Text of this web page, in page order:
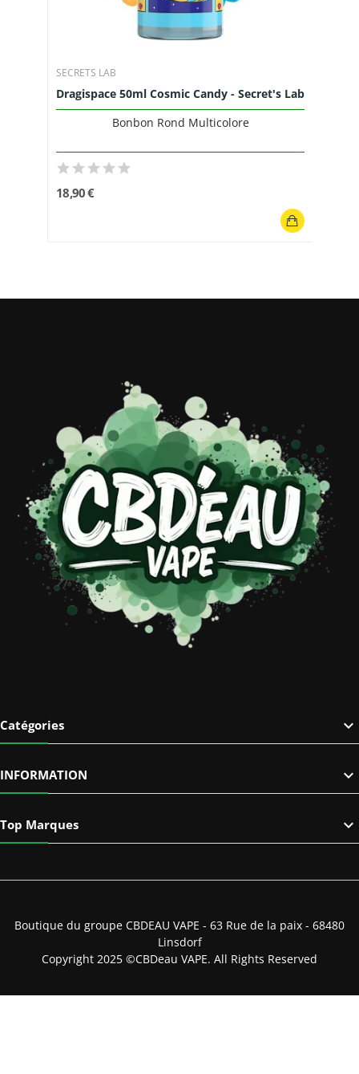
SECRETS LAB
Dragispace 50ml Cosmic Candy - Secret's Lab
Bonbon Rond Multicolore
18,90 €
Catégories 
INFORMATION 
Top Marques 
Boutique du groupe CBDEAU VAPE - 63 Rue de la paix - 68480
Linsdorf
Copyright 2025 ©CBDeau VAPE. All Rights Reserved